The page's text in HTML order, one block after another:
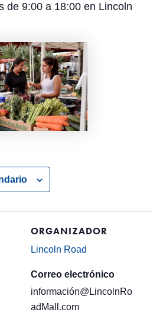
de 9:00 a 18:00 en Lincoln
ORGANIZADOR
Lincoln Road
Correo electrónico
información@LincolnRo
adMall.com